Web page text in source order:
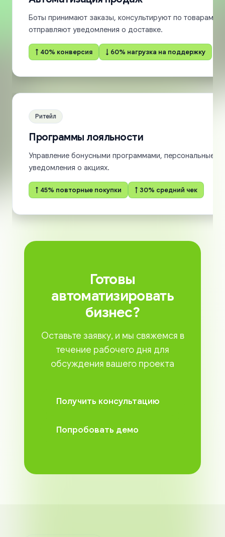
Боты принимают заказы, консультируют по товарам,
отправляют уведомления о доставке.
↑ 40% конверсия ↓ 60% нагрузка на поддержку
Ритейл
Программы лояльности
Управление бонусными программами, персональные
уведомления о акциях.
↑ 45% повторные покупки ↑ 30% средний чек
Готовы
автоматизировать
бизнес?
Оставьте заявку, и мы свяжемся в
течение рабочего дня для
обсуждения вашего проекта
Получить консультацию
Попробовать демо